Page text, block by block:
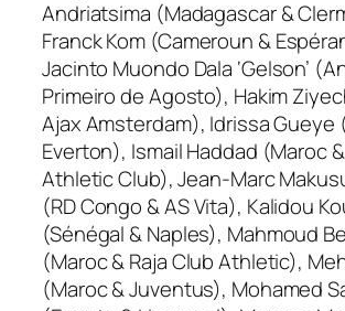
Andriatsima (Madagascar &
Franck Kom (Cameroun &
Jacinto Muondo Dala ‘Gelson’
Primeiro de Agosto), Hakim
Ajax Amsterdam), Idrissa Gueye
Everton), Ismail Haddad (Maroc
Athletic Club), Jean-Marc
(RD Congo & AS Vita), Kalidou
(Sénégal & Naples), Mahmoud
(Maroc & Raja Club Athletic),
(Maroc & Juventus), Mohamed